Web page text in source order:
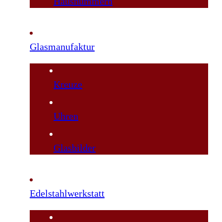
Glasmanufaktur
Kreuze
Uhren
Glasbilder
Edelstahlwerkstatt